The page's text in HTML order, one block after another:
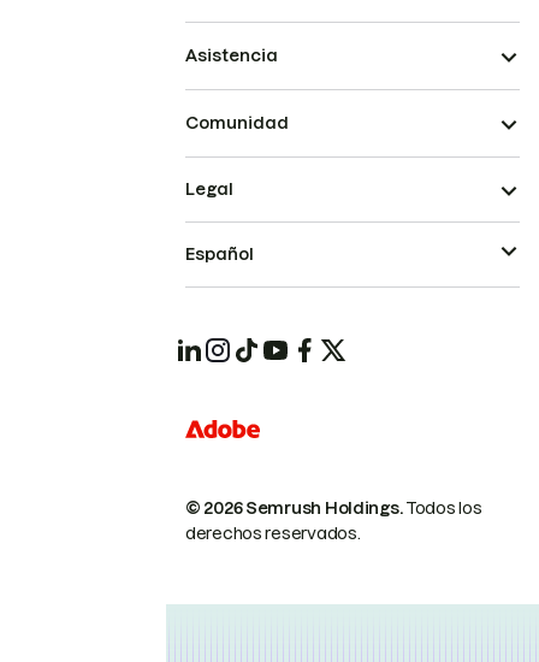
Asistencia
Comunidad
© 2026 Semrush Holdings.Todos los
derechos reservados.
Legal
Español